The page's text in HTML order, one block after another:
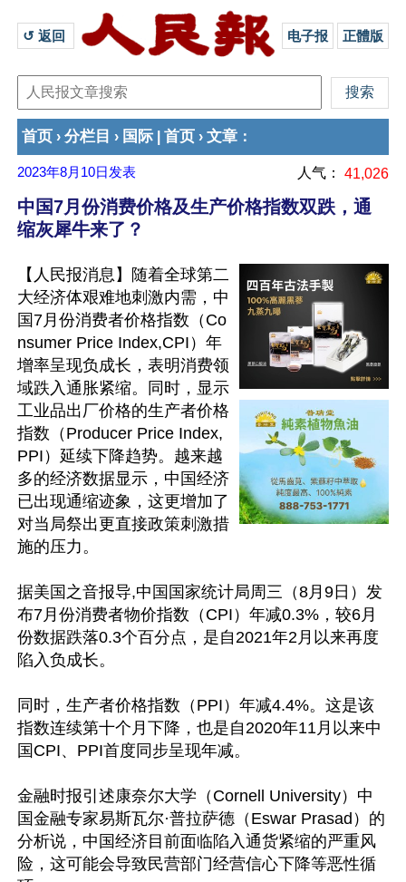
↺ 返回 电子报 正體版
首页 › 分栏目 › 国际 首页 › 文章 ：
2023年8月10日 发表 人气： 41,026
中国7月份消费价格及生产价格指数双跌，通
缩灰犀牛来了？
【人民报消息】随着全球第二
大经济体艰难地刺激内需，中
国7月份消费者价格指数（Co
nsumer Price Index,CPI）年
增率呈现负成长，表明消费领
域跌入通胀紧缩。同时，显示
工业品出厂价格的生产者价格
指数（Producer Price Index,
PPI）延续下降趋势。越来越
多的经济数据显示，中国经济
已出现通缩迹象，这更增加了
对当局祭出更直接政策刺激措
施的压力。
据美国之音报导,中国国家统计局周三（8月9日）发
布7月份消费者物价指数（CPI）年减0.3%，较6月
份数据跌落0.3个百分点，是自2021年2月以来再度
陷入负成长。
同时，生产者价格指数（PPI）年减4.4%。这是该
指数连续第十个月下降，也是自2020年11月以来中
国CPI、PPI首度同步呈现年减。
金融时报引述康奈尔大学（Cornell University）中
国金融专家易斯瓦尔·普拉萨德（Eswar Prasad）的
分析说，中国经济目前面临陷入通货紧缩的严重风
险，这可能会导致民营部门经营信心下降等恶性循